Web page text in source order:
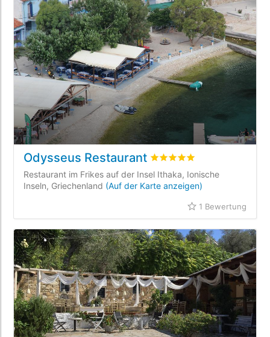
Odysseus Restaurant bewertet5
Restaurant im Frikes auf der Insel Ithaka, Ionische
Inseln, Griechenland (Auf der Karte anzeigen)
1 Bewertung